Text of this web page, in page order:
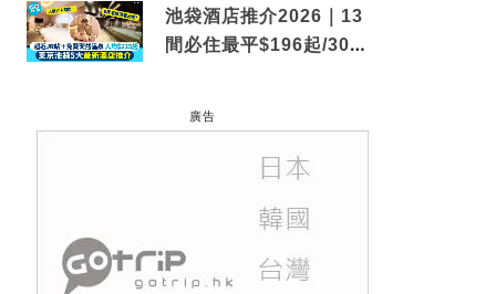
池袋酒店推介2026｜13
間必住最平$196起/30秒
廣告